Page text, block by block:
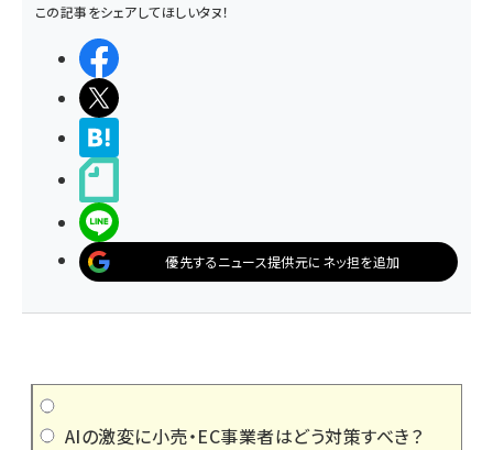
この記事をシェアしてほしいタヌ！
優先するニュース提供元にネッ担を追加
AIの激変に小売・EC事業者はどう対策すべき？